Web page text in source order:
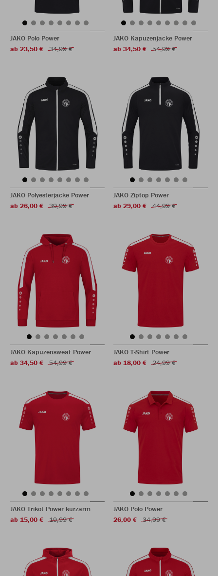
JAKO Polo Power
ab 23,50 €
34,99 €
JAKO Kapuzenjacke Power
ab 34,50 €
54,99 €
JAKO Polyesterjacke Power
ab 26,00 €
39,99 €
JAKO Ziptop Power
ab 29,00 €
44,99 €
JAKO Kapuzensweat Power
ab 34,50 €
54,99 €
JAKO T-Shirt Power
ab 18,00 €
24,99 €
JAKO Trikot Power kurzarm
ab 15,00 €
19,99 €
JAKO Polo Power
26,00 €
34,99 €